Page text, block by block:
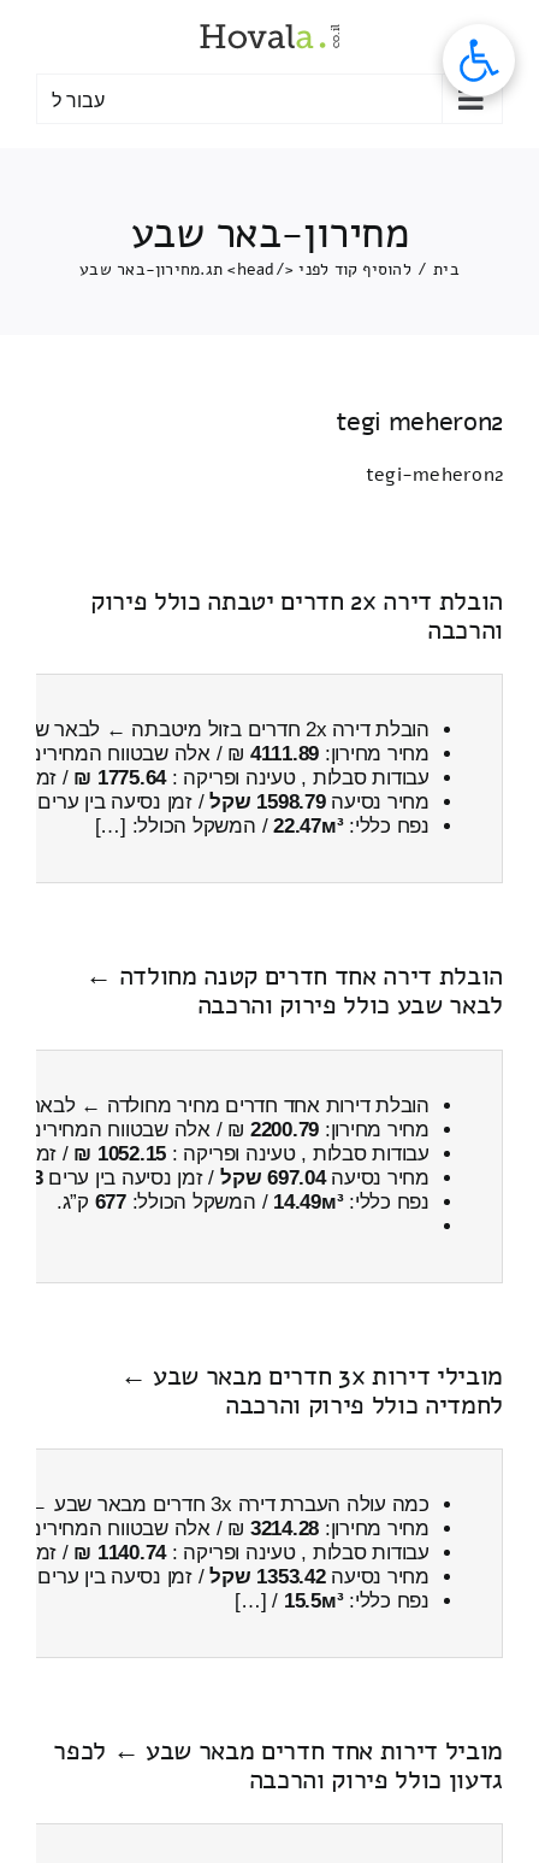
עבור ל
מחירון-באר שבע
בית / להוסיף קוד לפני </head> תג. מחירון-באר שבע
tegi meheron2
tegi-meheron2
הובלת דירה 2x חדרים יטבתה כולל פירוק
והרכבה
הובלת דירה 2x חדרים בזול מיטבתה ← לבאר שבע
מחיר מחירון: 4111.89 ₪ / אלה שבטווח המחירים
עבודות סבלות , טעינה ופריקה :1775.64 ₪ / זמן :
מחיר נסיעה1598.79 שקל / זמן נסיעה בין ערים
נפח כללי:22.47м³/ המשקל הכולל: […]
הובלת דירה אחד חדרים קטנה מחולדה ←
לבאר שבע כולל פירוק והרכבה
הובלת דירות אחד חדרים מחיר מחולדה ← לבאר
מחיר מחירון: 2200.79 ₪ / אלה שבטווח המחירים
עבודות סבלות , טעינה ופריקה : 1052.15 ₪ / זמן :
מחיר נסיעה697.04 שקל / זמן נסיעה בין ערים53 דקות
נפח כללי:14.49м³ / המשקל הכולל:677 ק”ג.
מובילי דירות 3x חדרים מבאר שבע ←
לחמדיה כולל פירוק והרכבה
כמה עולה העברת דירה 3x חדרים מבאר שבע ← לחמדיה
מחיר מחירון: 3214.28 ₪ / אלה שבטווח המחירים
עבודות סבלות , טעינה ופריקה :1140.74 ₪ / זמן :
מחיר נסיעה1353.42 שקל / זמן נסיעה בין ערים
נפח כללי:15.5м³
/ […]
מוביל דירות אחד חדרים מבאר שבע ← לכפר
גדעון כולל פירוק והרכבה